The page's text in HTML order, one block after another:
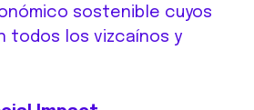
sostenible cuyos
todos los vizcaínos y